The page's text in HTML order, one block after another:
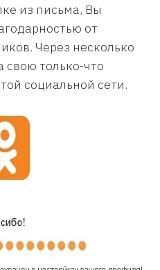
из письма, Вы
от
Через несколько
свою только-что
социальной сети.